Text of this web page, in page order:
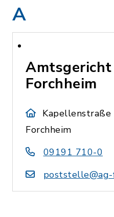
A
Amtsgericht
Forchheim
Kapellenstraße
Forchheim
09191 710-0
poststelle@ag-